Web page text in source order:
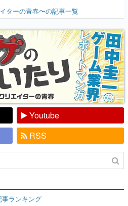
業界の快男児・松山 洋に流れる血は
ジャンプ』色だった【若ゲのいた
ターの青春〜の記事一覧
Youtube
RSS
ランキング